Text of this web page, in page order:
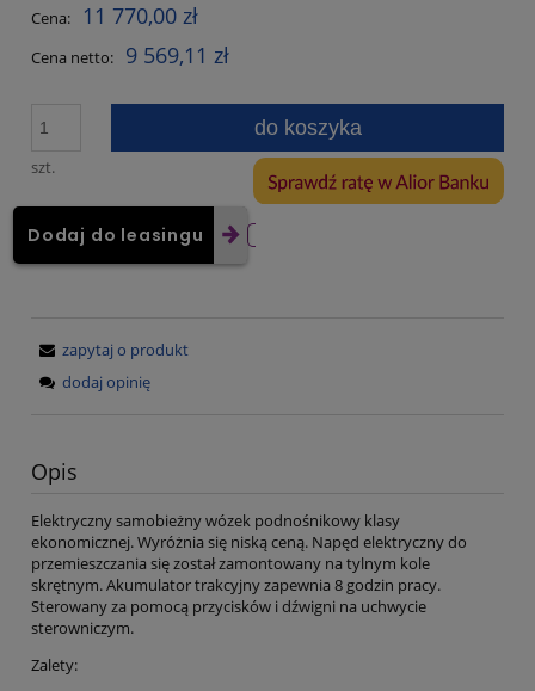
Cena: 11 770,00 zł
Cena netto: 9 569,11 zł
szt.
do koszyka
Dodaj do leasingu
zapytaj o produkt
dodaj opinię
Opis
Elektryczny samobieżny wózek podnośnikowy klasy
ekonomicznej. Wyróżnia się niską ceną. Napęd elektryczny do
przemieszczania się został zamontowany na tylnym kole
skrętnym. Akumulator trakcyjny zapewnia 8 godzin pracy.
Sterowany za pomocą przycisków i dźwigni na uchwycie
sterowniczym.
Zalety: